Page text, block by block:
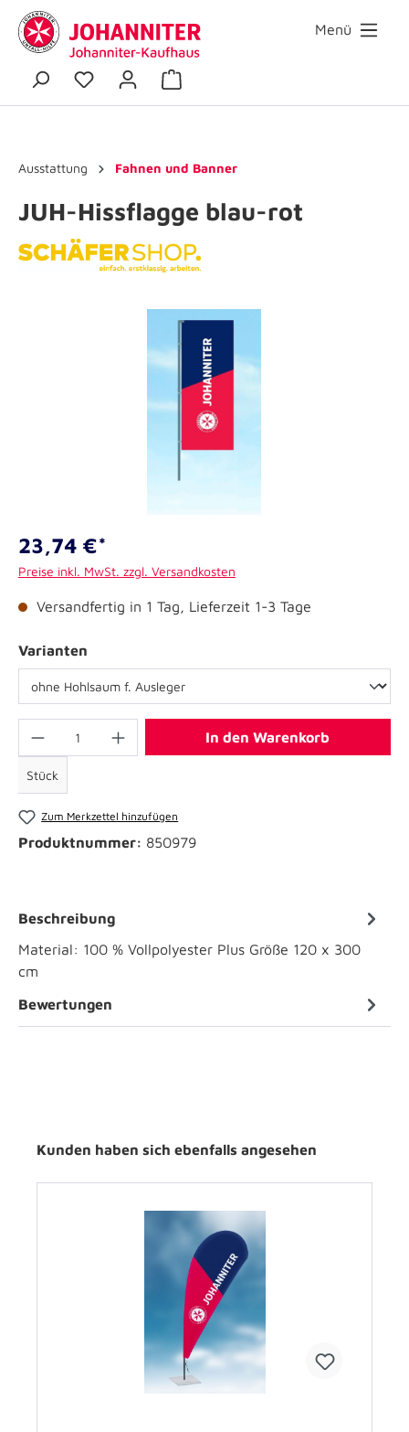
Menü
Ausstattung Fahnen und Banner
JUH-Hissflagge blau-rot
23,74 €*
Preise inkl. MwSt. zzgl. Versandkosten
Versandfertig in 1 Tag, Lieferzeit 1-3 Tage
Varianten
Stück
In den Warenkorb
Zum Merkzettel hinzufügen
Produktnummer: 850979
Beschreibung
Material: 100 % Vollpolyester Plus Größe 120 x 300
cm
Bewertungen
Kunden haben sich ebenfalls angesehen